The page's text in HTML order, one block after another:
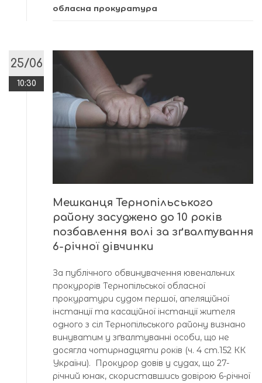
обласна прокуратура
25/06
10:30
Мешканця Тернопільського
району засуджено до 10 років
позбавлення волі за зґвалтування
6-річної дівчинки
За публічного обвинувачення ювенальних
прокурорів Тернопільської обласної
прокуратури судом першої, апеляційної
інстанції та касаційної інстанції жителя
одного з сіл Тернопільського району визнано
винуватим у зґвалтуванні особи, що не
досягла чотирнадцяти років (ч. 4 ст.152 КК
України). Прокурор довів у судах, що 27-
річний юнак, скориставшись довірою 6-річної